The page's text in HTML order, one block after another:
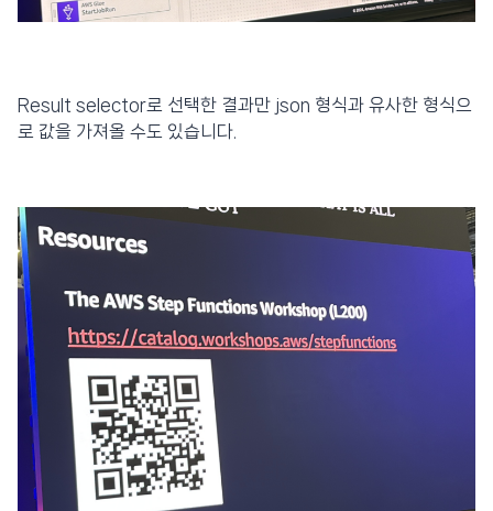
Result selector로 선택한 결과만 json 형식과 유사한 형식으
로 값을 가져올 수도 있습니다.